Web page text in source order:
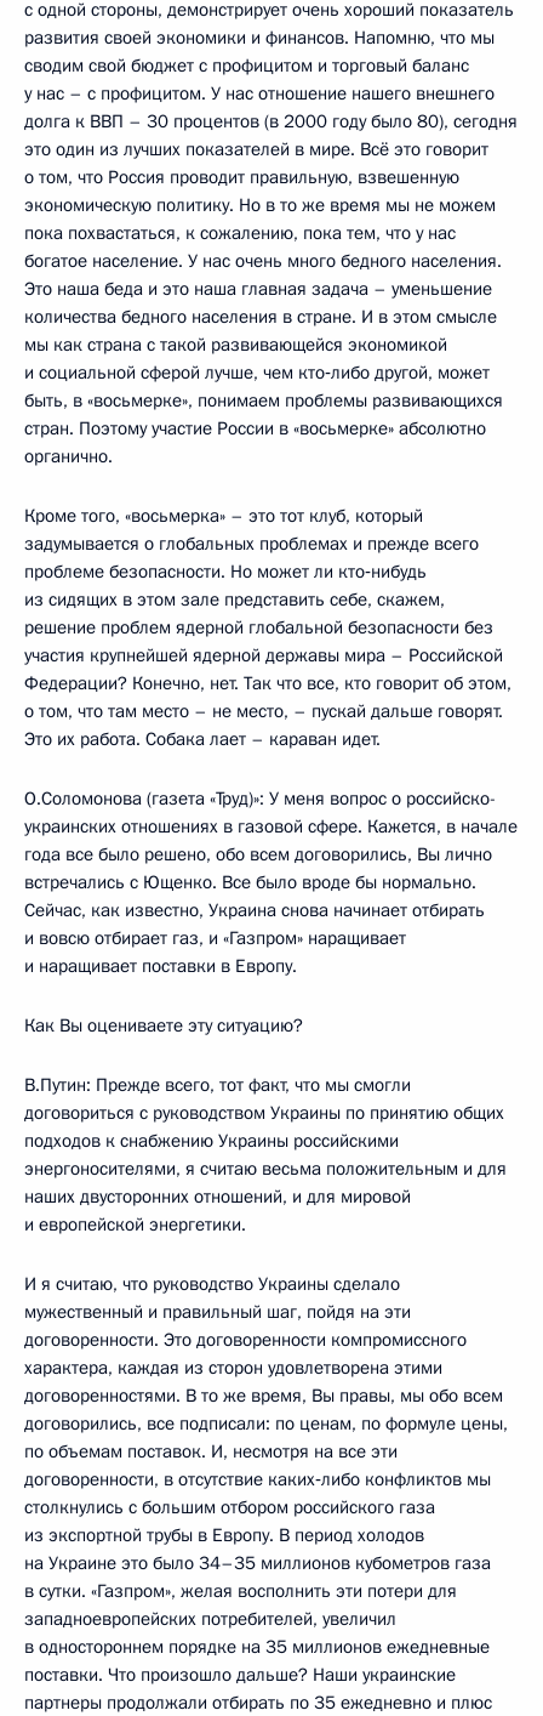
с одной стороны, демонстрирует очень хороший показатель
развития своей экономики и финансов. Напомню, что мы
сводим свой бюджет с профицитом и торговый баланс
у нас – с профицитом. У нас отношение нашего внешнего
долга к ВВП – 30 процентов (в 2000 году было 80), сегодня
это один из лучших показателей в мире. Всё это говорит
о том, что Россия проводит правильную, взвешенную
экономическую политику. Но в то же время мы не можем
пока похвастаться, к сожалению, пока тем, что у нас
богатое население. У нас очень много бедного населения.
Это наша беда и это наша главная задача – уменьшение
количества бедного населения в стране. И в этом смысле
мы как страна с такой развивающейся экономикой
и социальной сферой лучше, чем кто‑либо другой, может
быть, в «восьмерке», понимаем проблемы развивающихся
стран. Поэтому участие России в «восьмерке» абсолютно
органично.
Кроме того, «восьмерка» – это тот клуб, который
задумывается о глобальных проблемах и прежде всего
проблеме безопасности. Но может ли кто‑нибудь
из сидящих в этом зале представить себе, скажем,
решение проблем ядерной глобальной безопасности без
участия крупнейшей ядерной державы мира – Российской
Федерации? Конечно, нет. Так что все, кто говорит об этом,
о том, что там место – не место, – пускай дальше говорят.
Это их работа. Собака лает – караван идет.
О.Соломонова (газета «Труд)»: У меня вопрос о российско-
украинских отношениях в газовой сфере. Кажется, в начале
года все было решено, обо всем договорились, Вы лично
встречались с Ющенко. Все было вроде бы нормально.
Сейчас, как известно, Украина снова начинает отбирать
и вовсю отбирает газ, и «Газпром» наращивает
и наращивает поставки в Европу.
Как Вы оцениваете эту ситуацию?
В.Путин: Прежде всего, тот факт, что мы смогли
договориться с руководством Украины по принятию общих
подходов к снабжению Украины российскими
энергоносителями, я считаю весьма положительным и для
наших двусторонних отношений, и для мировой
и европейской энергетики.
И я считаю, что руководство Украины сделало
мужественный и правильный шаг, пойдя на эти
договоренности. Это договоренности компромиссного
характера, каждая из сторон удовлетворена этими
договоренностями. В то же время, Вы правы, мы обо всем
договорились, все подписали: по ценам, по формуле цены,
по объемам поставок. И, несмотря на все эти
договоренности, в отсутствие каких‑либо конфликтов мы
столкнулись с большим отбором российского газа
из экспортной трубы в Европу. В период холодов
на Украине это было 34–35 миллионов кубометров газа
в сутки. «Газпром», желая восполнить эти потери для
западноевропейских потребителей, увеличил
в одностороннем порядке на 35 миллионов ежедневные
поставки. Что произошло дальше? Наши украинские
партнеры продолжали отбирать по 35 ежедневно и плюс